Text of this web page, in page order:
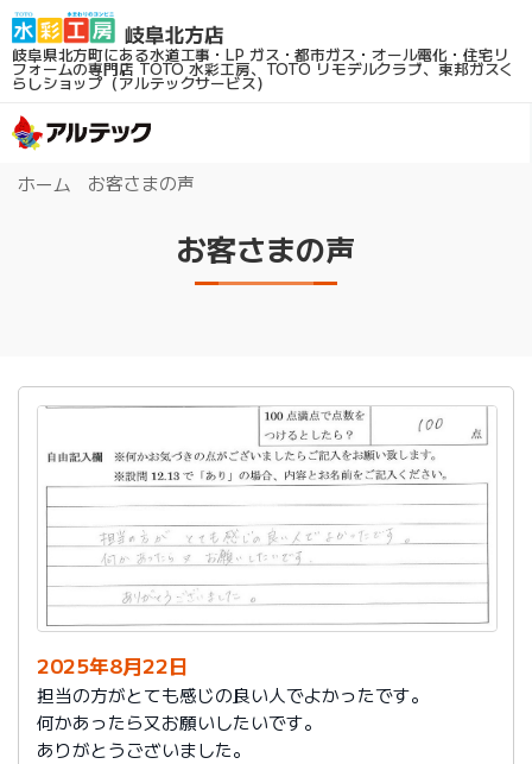
岐阜県北方町にある水道工事・LP ガス・都市ガス・オール電化・住宅リ
フォームの専門店TOTO 水彩工房、TOTO リモデルクラブ、東邦ガスく
らしショップ（アルテックサービス）
ホーム お客さまの声
お客さまの声
2025年8月22日
担当の方がとても感じの良い人でよかったです。
何かあったら又お願いしたいです。
ありがとうございました。